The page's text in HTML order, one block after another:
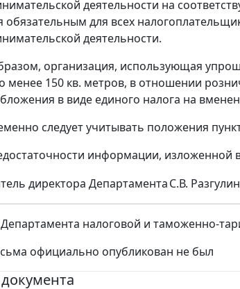
деятельности на
обязательным для всех
деятельности.
организация, использующая
менее 150 кв. метров, в отношении
в виде единого налога на
следует учитывать положения
информации, изложенной
директора ДепартаментаС.В. Разгулин
налоговой и таможенно-
официально опубликован не был